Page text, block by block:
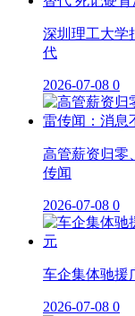
深圳理工大学
代
2026-07-08 0
高管薪资归零
传闻
2026-07-08 0
车企集体驰援
2026-07-08 0